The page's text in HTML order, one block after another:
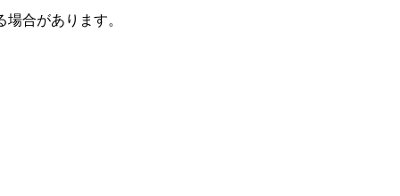
合があります。